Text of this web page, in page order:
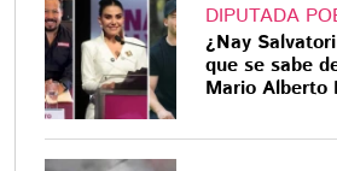
DIPUTADA
¿Nay
que se sabe
Mario Alberto